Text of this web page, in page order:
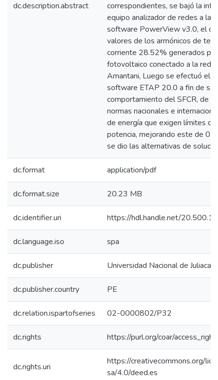
dc.description.abstract
correspondientes, se bajó la
equipo analizador de redes a la
software PowerView v3.0, el
valores de los armónicos de
corriente 28.52% generados
fotovoltaico conectado a la red,
Amantani, Luego se efectuó el
software ETAP 20.0 a fin de
comportamiento del SFCR, de
normas nacionales e
de energía que exigen límites
potencia, mejorando este de
se dio las alternativas de
dc.format application/pdf
dc.format.size 20.23 MB
dc.identifier.uri https://hdl.handle.net/
dc.language.iso spa
dc.publisher Universidad Nacional de Juliaca
dc.publisher.country PE
dc.relation.ispartofseries 02-0000802/P32
dc.rights https://purl.org/coar/
dc.rights.uri
https://creativecommons.org/
sa/4.0/deed.es